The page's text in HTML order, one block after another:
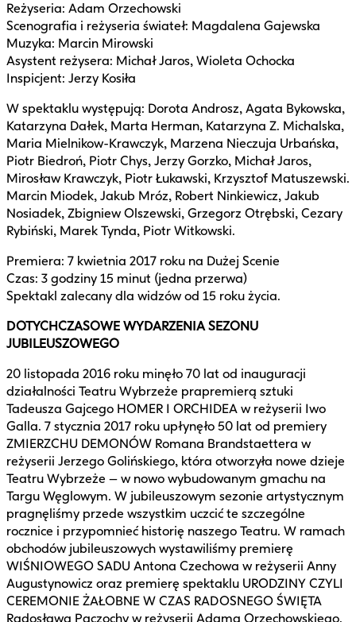
Reżyseria: Adam Orzechowski
Scenografia i reżyseria świateł: Magdalena Gajewska
Muzyka: Marcin Mirowski
Asystent reżysera: Michał Jaros, Wioleta Ochocka
Inspicjent: Jerzy Kosiła
W spektaklu występują: Dorota Androsz, Agata Bykowska,
Katarzyna Dałek, Marta Herman, Katarzyna Z. Michalska,
Maria Mielnikow-Krawczyk, Marzena Nieczuja Urbańska,
Piotr Biedroń, Piotr Chys, Jerzy Gorzko, Michał Jaros,
Mirosław Krawczyk, Piotr Łukawski, Krzysztof Matuszewski.
Marcin Miodek, Jakub Mróz, Robert Ninkiewicz, Jakub
Nosiadek, Zbigniew Olszewski, Grzegorz Otrębski, Cezary
Rybiński, Marek Tynda, Piotr Witkowski.
Premiera: 7 kwietnia 2017 roku na Dużej Scenie
Czas: 3 godziny 15 minut (jedna przerwa)
Spektakl zalecany dla widzów od 15 roku życia.
DOTYCHCZASOWE WYDARZENIA SEZONU
JUBILEUSZOWEGO
20 listopada 2016 roku minęło 70 lat od inauguracji
działalności Teatru Wybrzeże prapremierą sztuki
Tadeusza Gajcego HOMER I ORCHIDEA w reżyserii Iwo
Galla. 7 stycznia 2017 roku upłynęło 50 lat od premiery
ZMIERZCHU DEMONÓW Romana Brandstaettera w
reżyserii Jerzego Golińskiego, która otworzyła nowe dzieje
Teatru Wybrzeże – w nowo wybudowanym gmachu na
Targu Węglowym. W jubileuszowym sezonie artystycznym
pragnęliśmy przede wszystkim uczcić te szczególne
rocznice i przypomnieć historię naszego Teatru. W ramach
obchodów jubileuszowych wystawiliśmy premierę
WIŚNIOWEGO SADU Antona Czechowa w reżyserii Anny
Augustynowicz oraz premierę spektaklu URODZINY CZYLI
CEREMONIE ŻAŁOBNE W CZAS RADOSNEGO ŚWIĘTA
Radosława Paczochy w reżyserii Adama Orzechowskiego.